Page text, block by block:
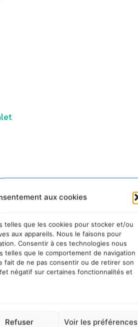
aux cookies
telles que les cookies pour stocker et/ou
aux appareils. Nous le faisons pour
Consentir à ces technologies nous
telles que le comportement de navigation
fait de ne pas consentir ou de retirer son
négatif sur certaines fonctionnalités et
Refuser Voir les préférences